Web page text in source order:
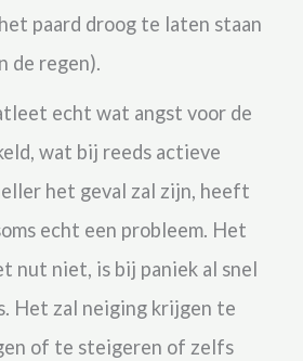
paard droog te laten staan
de regen).
echt wat angst voor de
wat bij reeds actieve
het geval zal zijn, heeft
echt een probleem. Het
nut niet, is bij paniek al snel
Het zal neiging krijgen te
of te steigeren of zelfs